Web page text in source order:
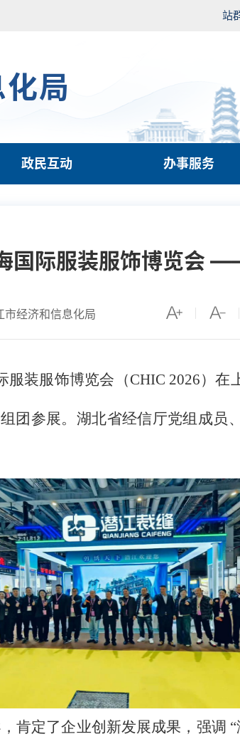
站
局
政民互动 办事服务
国际服装服饰博览会
市经济和信息化局
服装服饰博览会（CHIC 2026）
团参展。湖北省经信厅党组成员
肯定了企业创新发展成果，强调